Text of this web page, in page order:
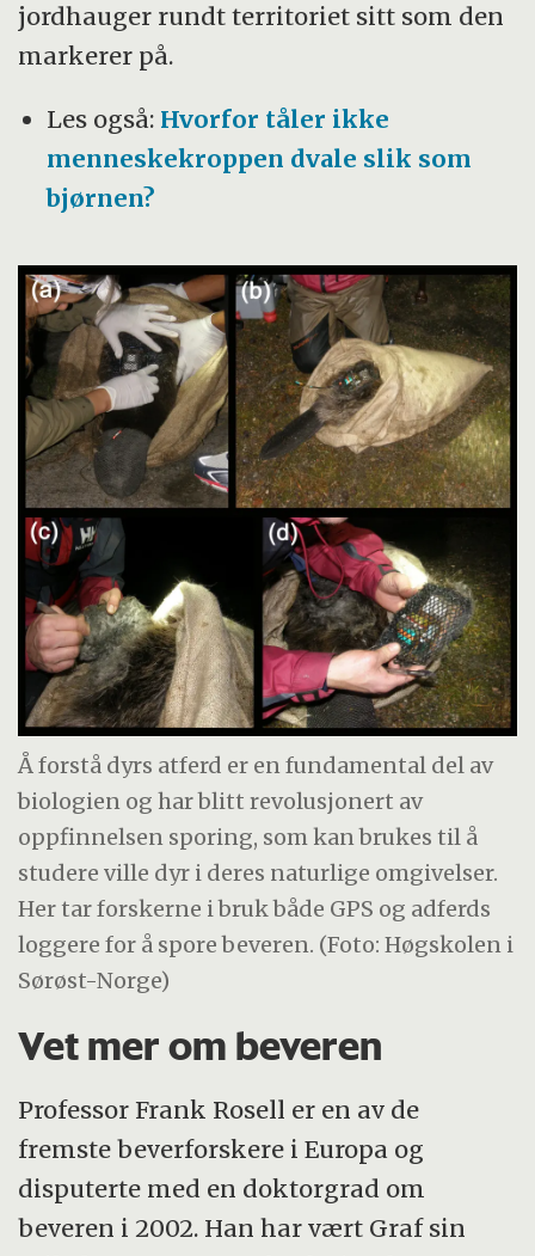
jordhauger rundt territoriet sitt som den
markerer på.
Les også: Hvorfor tåler ikke
menneskekroppen dvale slik som
bjørnen?
Å forstå dyrs atferd er en fundamental del av
biologien og har blitt revolusjonert av
oppfinnelsen sporing, som kan brukes til å
studere ville dyr i deres naturlige omgivelser.
Her tar forskerne i bruk både GPS og adferds
loggere for å spore beveren. (Foto: Høgskolen i
Sørøst-Norge)
Vet mer om beveren
Professor Frank Rosell er en av de
fremste beverforskere i Europa og
disputerte med en doktorgrad om
beveren i 2002. Han har vært Graf sin